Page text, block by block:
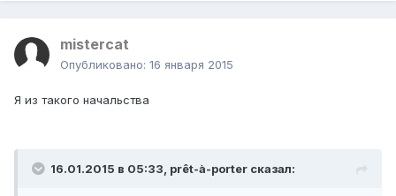
mistercat
Опубликовано: 16 января 2015
Я из такого начальства
16.01.2015 в 05:33, prêt-à-porter сказал: